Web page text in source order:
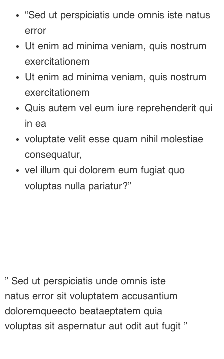
“Sed ut perspiciatis unde omnis iste natus
error
Ut enim ad minima veniam, quis nostrum
exercitationem
Ut enim ad minima veniam, quis nostrum
exercitationem
Quis autem vel eum iure reprehenderit qui
in ea
voluptate velit esse quam nihil molestiae
consequatur,
vel illum qui dolorem eum fugiat quo
voluptas nulla pariatur?”
” Sed ut perspiciatis unde omnis iste
natus error sit voluptatem accusantium
doloremqueecto beataeptatem quia
voluptas sit aspernatur aut odit aut fugit ”